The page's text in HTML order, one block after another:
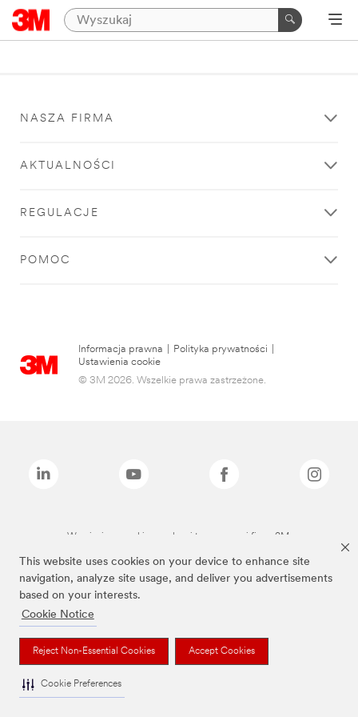
This website uses cookies on your device to enhance site
navigation, analyze site usage, and deliver you advertisements
based on your interests.
Cookie Notice
Reject Non-Essential Cookies Accept Cookies
Cookie Preferences
NASZA FIRMA
AKTUALNOŚCI
REGULACJE
POMOC
Informacja prawna Polityka prywatności
Ustawienia cookie
© 3M 2026. Wszelkie prawa zastrzeżone.
Wymienione marki są znakami towarowymi firmy 3M.